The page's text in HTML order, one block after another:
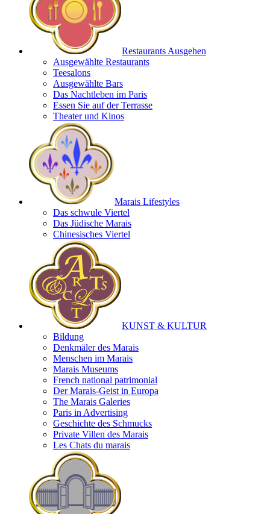
Restaurants Ausgehen
Ausgewählte Restaurants
Teesalons
Ausgewählte Bars
Das Nachtleben im Paris
Essen Sie auf der Terrasse
Theater und Kinos
Marais Lifestyles
Das schwule Viertel
Das Jüdische Marais
Chinesisches Viertel
KUNST & KULTUR
Bildung
Denkmäler des Marais
Menschen im Marais
Marais Museums
French national patrimonial
Der Marais-Geist in Europa
The Marais Galeries
Paris in Advertising
Geschichte des Schmucks
Private Villen des Marais
Les Chats du marais